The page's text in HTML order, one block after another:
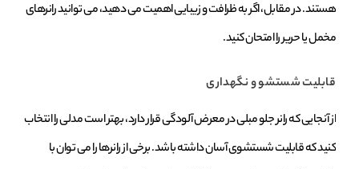
هستند. در مقابل، اگر به ظرافت و زیبایی اهمیت می‌ دهید، می‌ توانید رانرهای
مخمل یا حریر را امتحان کنید.
قابلیت شستشو و نگهداری
از آنجایی که رانر جلو مبلی در معرض آلودگی قرار دارد، بهتر است مدلی را انتخاب
کنید که قابلیت شستشوی آسان داشته باشد. برخی از رانرها را می‌ توان با